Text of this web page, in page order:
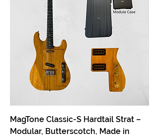
MagTone Classic-S Hardtail Strat –
Modular, Butterscotch, Made in